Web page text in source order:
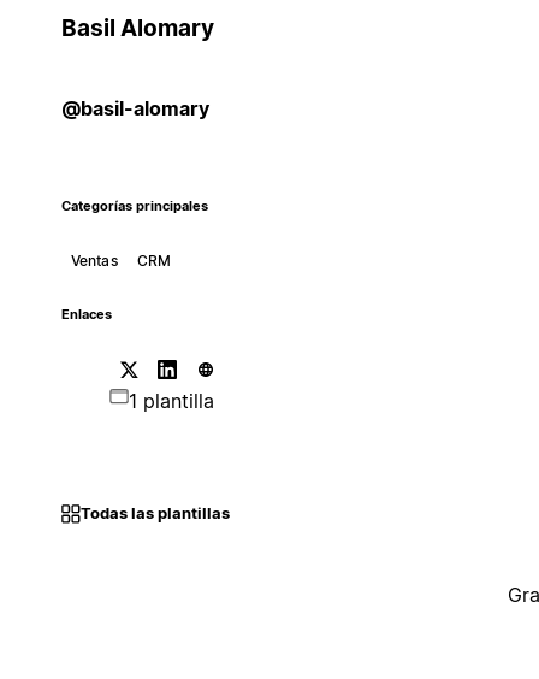
Basil Alomary
@basil-alomary
Categorías principales
Ventas CRM
Enlaces
1 plantilla
Todas las plantillas